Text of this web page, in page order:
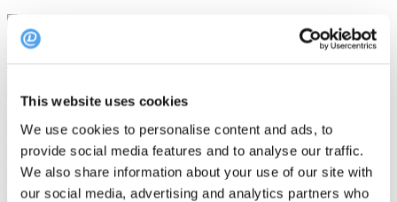
This website uses cookies
We use cookies to personalise content and ads, to
provide social media features and to analyse our traffic.
We also share information about your use of our site with
our social media, advertising and analytics partners who
OnlinePOS on tunnustatud kassasüsteem, mida saab integreerida
hindu, näha statistikat ja palju muud. OnlinePOSi
integreerimissüsteemi abil saab teie personal automaatselt sulgeda
laua, kui klient saabub, ja avada laua, kui arve on tasutud. Saa osa
OnlinePOSi täiuslikust kliendivoost juba täna.